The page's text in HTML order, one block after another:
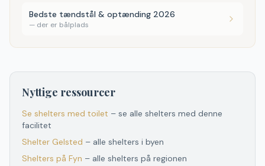
Bedste tændstål & optænding 2026
— der er bålplads
Nyttige ressourcer
Se shelters med toilet – se alle shelters med denne
facilitet
Shelter Gelsted – alle shelters i byen
Shelters på Fyn – alle shelters på regionen